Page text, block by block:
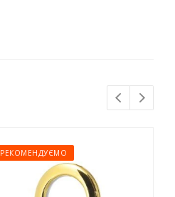
РЕКОМЕНДУЄМО